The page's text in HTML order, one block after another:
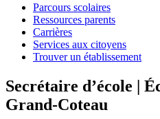
Parcours scolaires
Ressources parents
Carrières
Services aux citoyens
Trouver un établissement
Secrétaire d’école |
Grand-Coteau